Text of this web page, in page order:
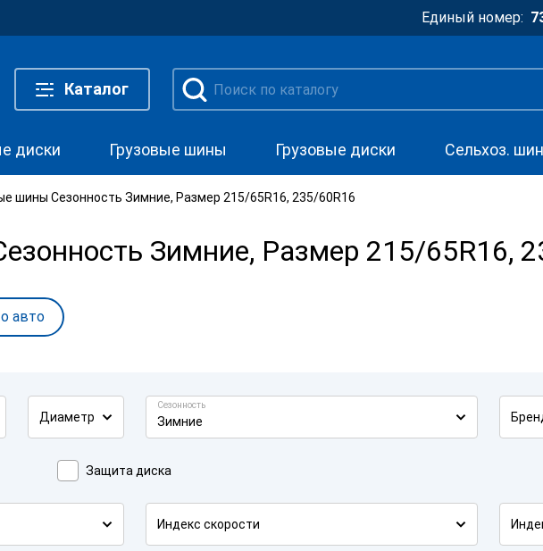
Единый номер:
Каталог
диски Грузовые шины Грузовые диски Сельхоз.
шины Сезонность Зимние, Размер 215/65R16, 235/60R16
Зимние, Размер 215/65R16,
авто
Диаметр
Сезонность
Зимние
Защита диска
Индекс скорости